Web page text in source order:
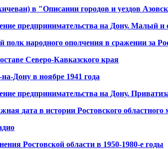
в "Описании городов и уездов
предпринимательства на Дону. Малый и
полк народного ополчения в сражении за
Северо-Кавказского края
Дону в ноябре 1941 года
предпринимательства на Дону.
дата в истории Ростовского областного
Ростовской области в 1950-1980-е годы